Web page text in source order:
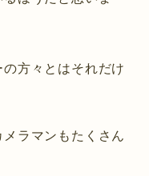
方々とはそれだけ
ラマンもたくさん